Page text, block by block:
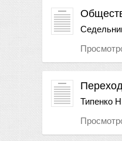
Типенко